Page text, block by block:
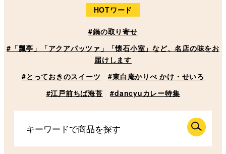
HOTワード
#鍋の取り寄せ
#「瓢亭」「アクアパッツァ」「懐石小室」など、名店の味をお
届けします
#とっておきのスイーツ
#東白庵かりべ かけ・せいろ
#江戸前ちば海苔
#dancyuカレー特集